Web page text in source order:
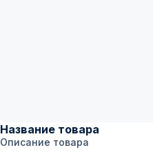
Название товара
Описание товара